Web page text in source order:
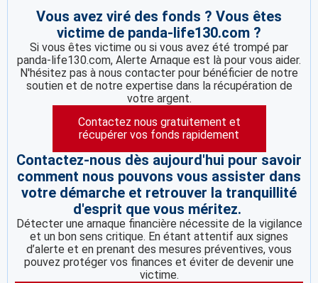
Vous avez viré des fonds ? Vous êtes
victime de panda-life130.com ?
Si vous êtes victime ou si vous avez été trompé par
panda-life130.com, Alerte Arnaque est là pour vous aider.
N'hésitez pas à nous contacter pour bénéficier de notre
soutien et de notre expertise dans la récupération de
votre argent.
Contactez nous gratuitement et
récupérer vos fonds rapidement
Contactez-nous dès aujourd'hui pour savoir
comment nous pouvons vous assister dans
votre démarche et retrouver la tranquillité
d'esprit que vous méritez.
Détecter une arnaque financière nécessite de la vigilance
et un bon sens critique. En étant attentif aux signes
d’alerte et en prenant des mesures préventives, vous
pouvez protéger vos finances et éviter de devenir une
victime.